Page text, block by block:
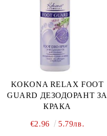
KOKONA RELAX FOOT
GUARD ДЕЗОДОРАНТ ЗА
КРАКА
€2.96 5.79лв.